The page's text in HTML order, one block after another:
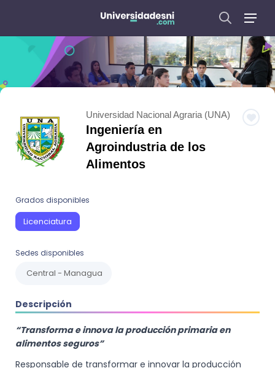
Universidad Nacional Agraria (UNA)
Ingeniería en
Agroindustria de los
Alimentos
Grados disponibles
Licenciatura
Sedes disponibles
Central - Managua
Descripción
“Transforma e innova la producción primaria en
alimentos seguros”
Responsable de transformar e innovar la producción